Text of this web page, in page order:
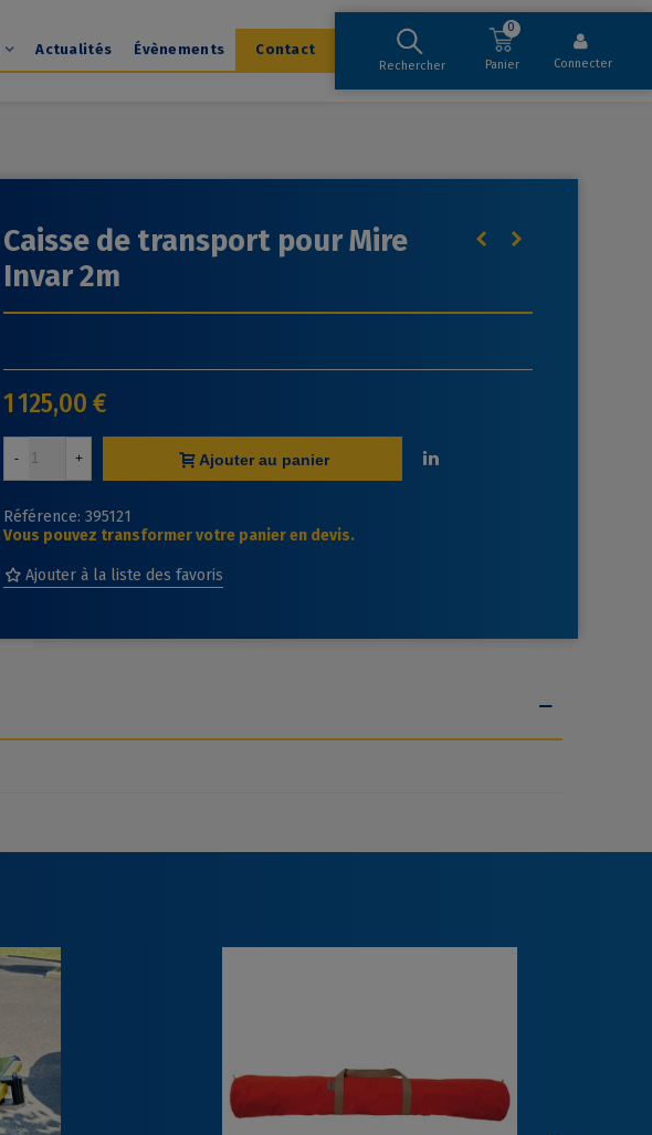
Actualités Évènements Contact
Rechercher Panier
0
Connecter
Caisse de transport pour Mire
Invar 2m
1 125,00 €
- + Ajouter au panier
Référence: 395121
Vous pouvez transformer votre panier en devis.
Ajouter à la liste des favoris